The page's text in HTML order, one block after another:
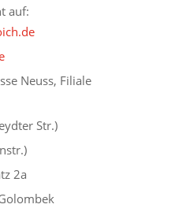
auf:
Neuss, Filiale
Str.)
2a